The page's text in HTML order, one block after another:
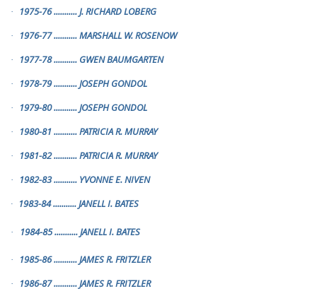
· 1975-76...........J. RICHARD LOBERG
· 1976-77...........MARSHALL W. ROSENOW
· 1977-78........... GWEN BAUMGARTEN
· 1978-79...........JOSEPH GONDOL
· 1979-80...........JOSEPH GONDOL
· 1980-81...........PATRICIA R. MURRAY
· 1981-82...........PATRICIA R. MURRAY
· 1982-83........... YVONNE E. NIVEN
· 1983-84...........JANELL I. BATES
· 1984-85...........JANELL I. BATES
· 1985-86...........JAMES R. FRITZLER
· 1986-87...........JAMES R. FRITZLER